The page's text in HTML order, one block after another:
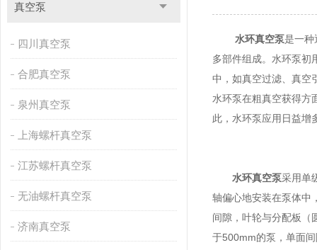
真空泵
四川真空泵
合肥真空泵
泉州真空泵
上海螺杆真空泵
江苏螺杆真空泵
无油螺杆真空泵
济南真空泵
水环真空泵是一种
多部件组成。水环泵初
中，如真空过滤、真空
水环泵在粗真空获得方
此，水环泵应用日益增
水环真空泵采用单
轴偏心地安装在泵体中
间隙，叶轮与分配板（
于500mm的泵，单面